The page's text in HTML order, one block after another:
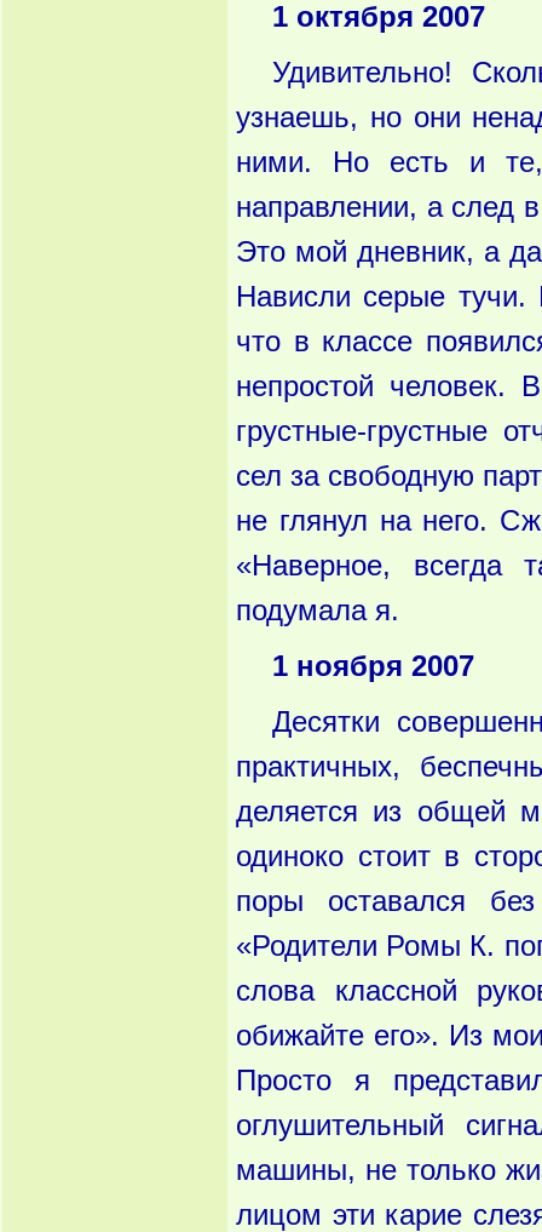
1 октября 2007
Удивительно!
узнаешь, но они
ними. Но есть и те,
направлении, а след
Это мой дневник, а
Нависли серые тучи.
что в классе
непростой человек.
грустные-грустные
сел за свободную
не глянул на него.
«Наверное, всегда
подумала я.
1 ноября 2007
Десятки
практичных,
деляется из общей
одиноко стоит в
поры оставался
«Родители Ромы К.
слова классной
обижайте его». Из
Просто я
оглуши­тельный
маши­ны, не только
лицом эти карие